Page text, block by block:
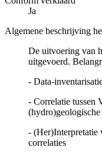
Ja
Algemene beschrijving
De uitvoering van
uitgevoerd.
- Data-
- Correlatie tussen
(hydro)geologische
- (Her)Interpretatie
correlaties